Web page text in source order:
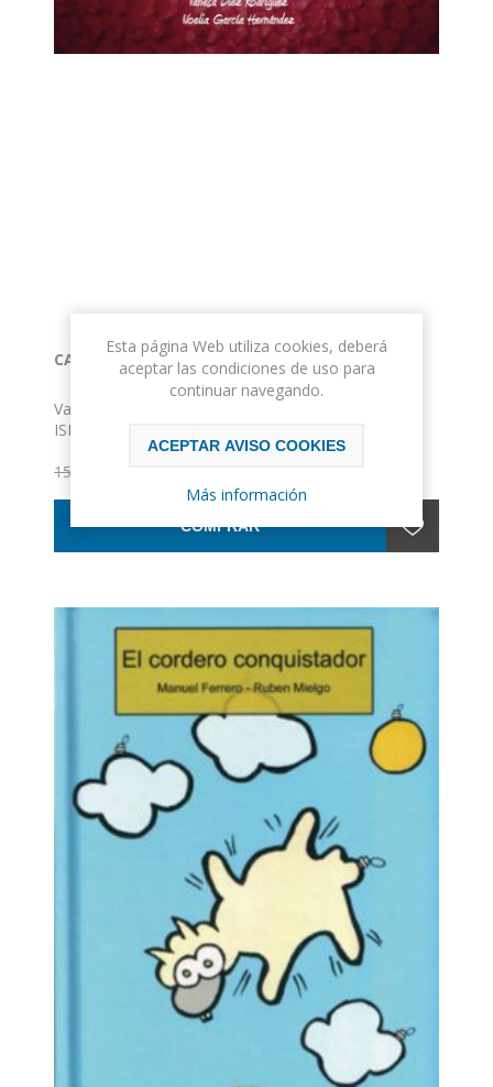
CASOS Y COSAS DE COLINAVERDE
Vanesa Díez Rodríguez, Noelia García Hernández
ISBN: 978-84-943689-8-1
Formato: 24 x 21
Nº de páginas: 80
Encuadernación: rústica
15,00€ IVA incluido
COMPRAR
Esta página Web utiliza cookies, deberá
aceptar las condiciones de uso para
continuar navegando.
ACEPTAR AVISO COOKIES
Más información